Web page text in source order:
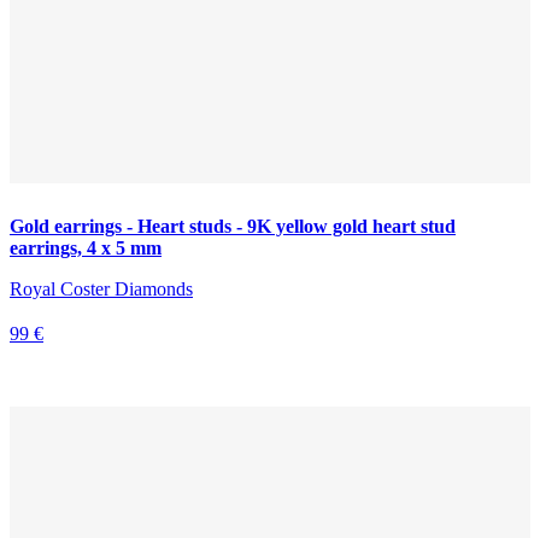
Gold earrings - Heart studs - 9K yellow gold heart stud
earrings, 4 x 5 mm
Royal Coster Diamonds
99 €